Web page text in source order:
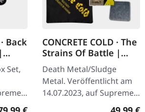
Back
Set,
CONCRETE COLD · The
Strains Of Battle |
VINYL BUNDLE
Death Metal/Sludge
Metal. Veröffentlicht am
14.07.2023, auf Supreme
Chaos Records. SCR-